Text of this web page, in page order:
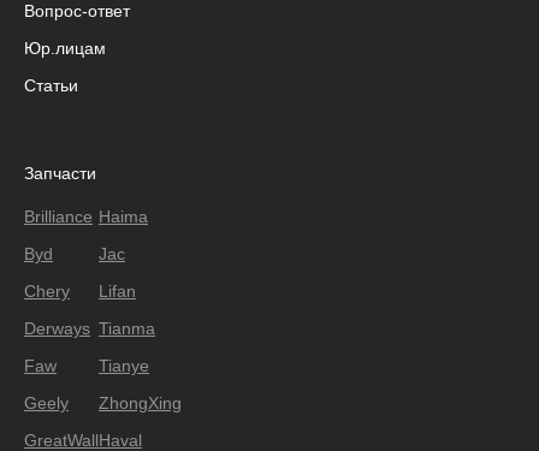
Вопрос-ответ
Юр.лицам
Статьи
Запчасти
Brilliance
Byd
Chery
Derways
Faw
Geely
GreatWall
Haima
Jac
Lifan
Tianma
Tianye
ZhongXing
Haval